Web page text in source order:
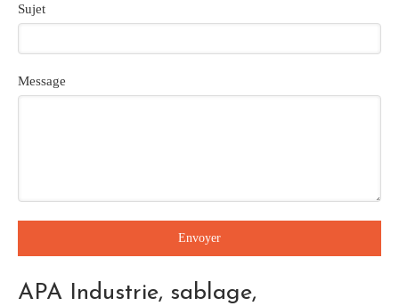
Sujet
Message
Envoyer
APA Industrie, sablage,